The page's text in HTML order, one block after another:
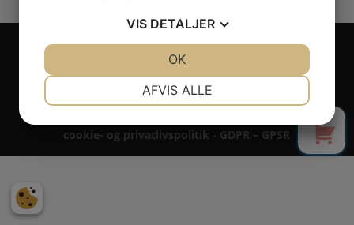
Copyright 2024 - All rights reserved RoseLines
Miniature ® på design, brandnavn, logo, tekst og
billedemateriale.
Betaling - Levering - Garanti & reklamation -
cookie- og privatlivspolitik - GDPR – GPSR
0
VIS DETALJER
MARKETING STATISTIK
AFVIS ALLE
OK